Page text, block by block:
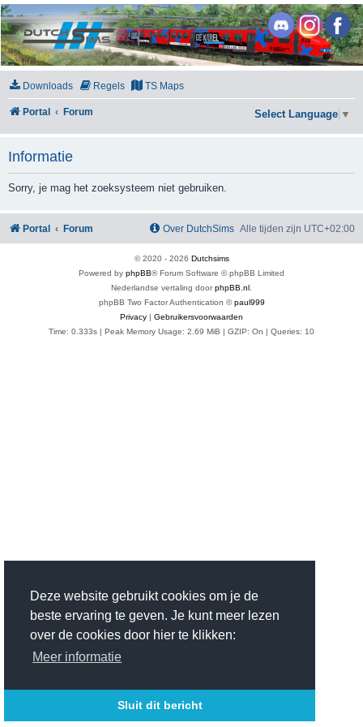
Deze website gebruikt cookies om je de
beste ervaring te geven. Je kunt meer lezen
over de cookies door hier te klikken:
Meer informatie
Sluit dit bericht
DutchSims
Downloads Regels TS Maps
Portal Forum Select Language ▼
Informatie
Sorry, je mag het zoeksysteem niet gebruiken.
Portal Forum Alle tijden zijn UTC+02:00
Over DutchSims
© 2020 - 2026 Dutchsims
Powered by phpBB® Forum Software © phpBB Limited
Nederlandse vertaling doorphpBB.nl
phpBB Two Factor Authentication ©paul999
Privacy | Gebruikersvoorwaarden
Time: 0.333s | Peak Memory Usage: 2.69 MiB | GZIP: On | Queries: 10